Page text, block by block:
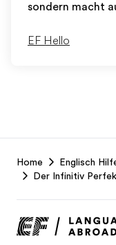
sondern macht
EF Hello
Footer
Home Englisch
Der Infinitiv